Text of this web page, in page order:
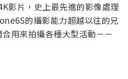
影片，史上最先進的影像處理
的攝影能力超越以往的兄
用來拍攝各種大型活動－－